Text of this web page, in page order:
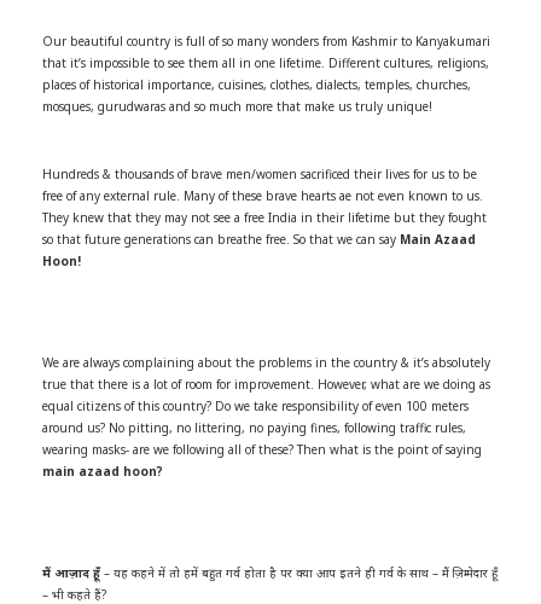
Our beautiful country is full of so many wonders from Kashmir to Kanyakumari
that it’s impossible to see them all in one lifetime. Different cultures, religions,
places of historical importance, cuisines, clothes, dialects, temples, churches,
mosques, gurudwaras and so much more that make us truly unique!
Hundreds & thousands of brave men/women sacrificed their lives for us to be
free of any external rule. Many of these brave hearts ae not even known to us.
They knew that they may not see a free India in their lifetime but they fought
so that future generations can breathe free. So that we can say Main Azaad
Hoon!
We are always complaining about the problems in the country & it’s absolutely
true that there is a lot of room for improvement. However, what are we doing as
equal citizens of this country? Do we take responsibility of even 100 meters
around us? No pitting, no littering, no paying fines, following traffic rules,
wearing masks- are we following all of these? Then what is the point of saying
main azaad hoon?
मैं आज़ाद हूँ– यह कहने में तो हमें बहुत गर्व होता है पर क्या आप इतने ही गर्व के साथ – मैं ज़िम्मेदार हूँ
– भी कहते हैं?